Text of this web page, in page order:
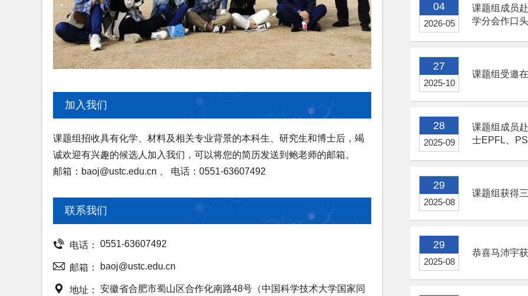
加入我们
课题组招收具有化学、材料及相关专业背景的本科生、研究生和博士后，竭
诚欢迎有兴趣的候选人加入我们，可以将您的简历发送到鲍老师的邮箱。
邮箱：baoj@ustc.edu.cn 、 电话：0551-63607492
联系我们
 电话： 0551-63607492
 邮箱： baoj@ustc.edu.cn
 地址： 安徽省合肥市蜀山区合作化南路48号（中国科学技术大学国家同
04
2026-05
课题组成员
学分会作口
27
2025-10
课题组受邀
28
2025-09
课题组成员
士EPFL、
29
2025-08
课题组获得
29
2025-08
恭喜马沛宇